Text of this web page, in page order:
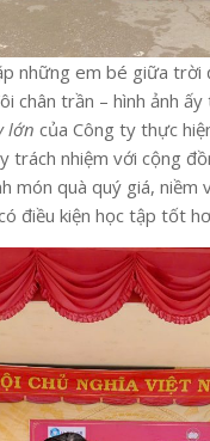
những em bé giữa trời
chân trần – hình ảnh
lớn của Công ty thực
trách nhiệm với cộng
món quà quý giá, niềm
điều kiện học tập tốt